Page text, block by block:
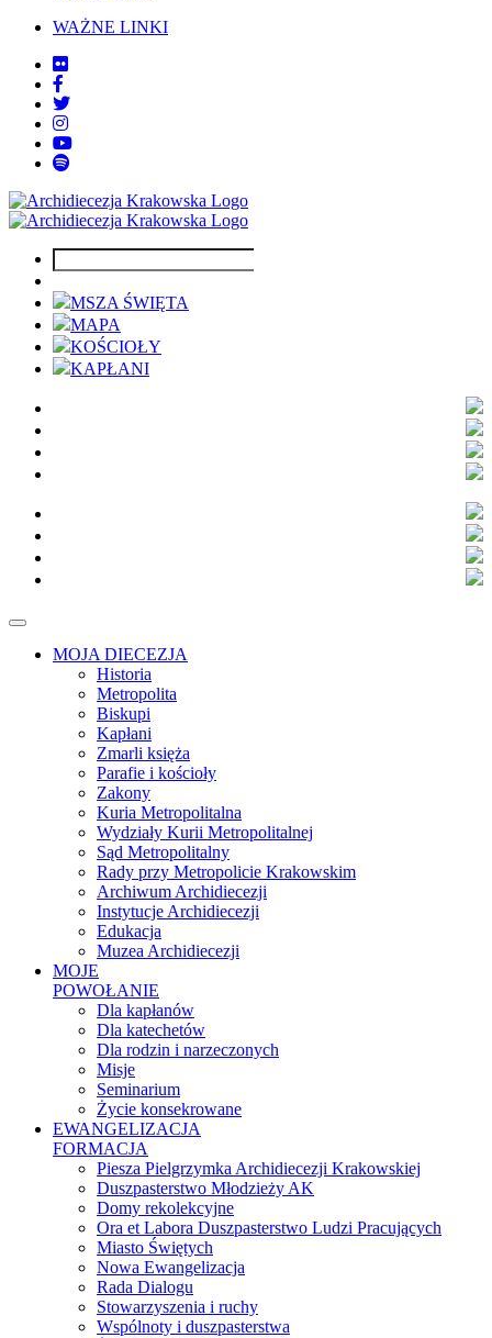
WAŻNE LINKI
MSZA ŚWIĘTA
MAPA
KOŚCIOŁY
KAPŁANI
MOJA DIECEZJA
Historia
Metropolita
Biskupi
Kapłani
Zmarli księża
Parafie i kościoły
Zakony
Kuria Metropolitalna
Wydziały Kurii Metropolitalnej
Sąd Metropolitalny
Rady przy Metropolicie Krakowskim
Archiwum Archidiecezji
Instytucje Archidiecezji
Edukacja
Muzea Archidiecezji
MOJE
POWOŁANIE
Dla kapłanów
Dla katechetów
Dla rodzin i narzeczonych
Misje
Seminarium
Życie konsekrowane
EWANGELIZACJA
FORMACJA
Piesza Pielgrzymka Archidiecezji Krakowskiej
Duszpasterstwo Młodzieży AK
Domy rekolekcyjne
Ora et Labora Duszpasterstwo Ludzi Pracujących
Miasto Świętych
Nowa Ewangelizacja
Rada Dialogu
Stowarzyszenia i ruchy
Wspólnoty i duszpasterstwa